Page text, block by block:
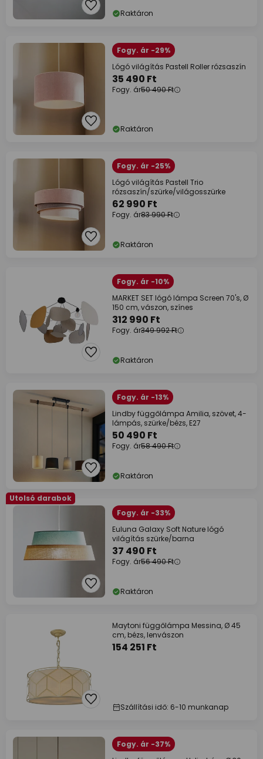
Raktáron
Fogy. ár -29%
Lógó világítás Pastell Roller rózsaszín
35 490 Ft
Fogy. ár50 490 Ft
Raktáron
Fogy. ár -25%
Lógó világítás Pastell Trio
rózsaszín/szürke/világosszürke
62 990 Ft
Fogy. ár83 990 Ft
Raktáron
Fogy. ár -10%
MARKET SET lógó lámpa Screen 70's, Ø
150 cm, vászon, színes
312 990 Ft
Fogy. ár349 992 Ft
Raktáron
Fogy. ár -13%
Lindby függőlámpa Amilia, szövet, 4-
lámpás, szürke/bézs, E27
50 490 Ft
Fogy. ár58 490 Ft
Raktáron
Utolsó darabok
Fogy. ár -33%
Euluna Galaxy Soft Nature lógó
világítás szürke/barna
37 490 Ft
Fogy. ár56 490 Ft
Raktáron
Maytoni függőlámpa Messina, Ø 45
cm, bézs, lenvászon
154 251 Ft
Szállítási idő: 6-10 munkanap
Fogy. ár -37%